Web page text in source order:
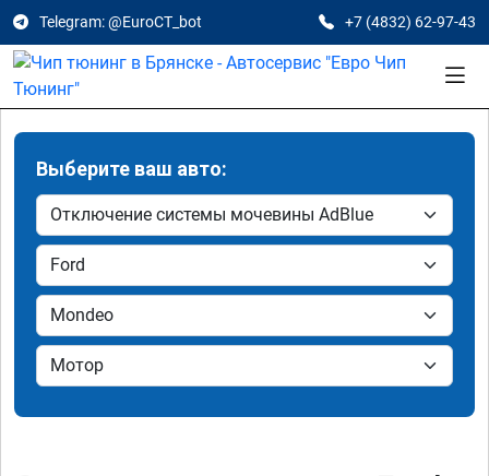
Telegram: @EuroCT_bot +7 (4832) 62-97-43
Выберите ваш авто: